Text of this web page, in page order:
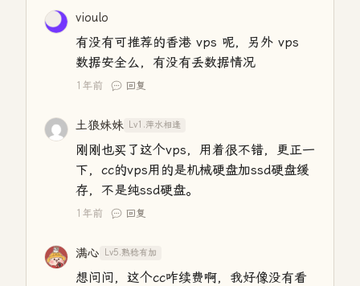
vioulo
有没有可推荐的香港 vps 呢，另外 vps
数据安全么，有没有丢数据情况
1年前 回复
土狼妹妹 Lv1.萍水相逢
刚刚也买了这个vps，用着很不错，更正一
下，cc的vps用的是机械硬盘加ssd硬盘缓
存，不是纯ssd硬盘。
1年前 回复
满心 Lv5.熟稔有加
想问问，这个cc咋续费啊，我好像没有看